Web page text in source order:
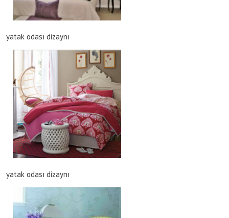
yatak odası dizaynı
yatak odası dizaynı